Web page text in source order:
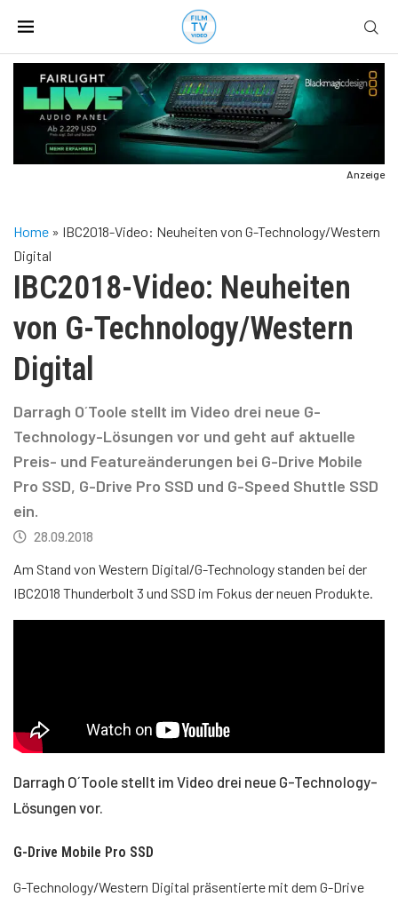
Anzeige
Home » IBC2018-Video: Neuheiten von G-Technology/Western
Digital
IBC2018-Video: Neuheiten
von G-Technology/Western
Digital
Darragh O´Toole stellt im Video drei neue G-
Technology-Lösungen vor und geht auf aktuelle
Preis- und Featureänderungen bei G-Drive Mobile
Pro SSD, G-Drive Pro SSD und G-Speed Shuttle SSD
ein.
28.09.2018
Am Stand von Western Digital/G-Technology standen bei der
IBC2018 Thunderbolt 3 und SSD im Fokus der neuen Produkte.
Darragh O´Toole stellt im Video drei neue G-Technology-
Lösungen vor.
G-Drive Mobile Pro SSD
G-Technology/Western Digital präsentierte mit dem G-Drive